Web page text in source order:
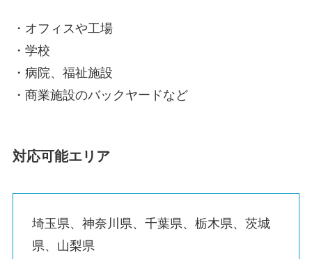
・オフィスや工場
・学校
・病院、福祉施設
・商業施設のバックヤードなど
対応可能エリア
埼玉県、神奈川県、千葉県、栃木県、茨城
県、山梨県